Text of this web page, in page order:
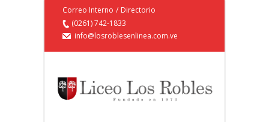
Correo Interno / Directorio
(0261) 742-1833
info@losroblesenlinea.com.ve